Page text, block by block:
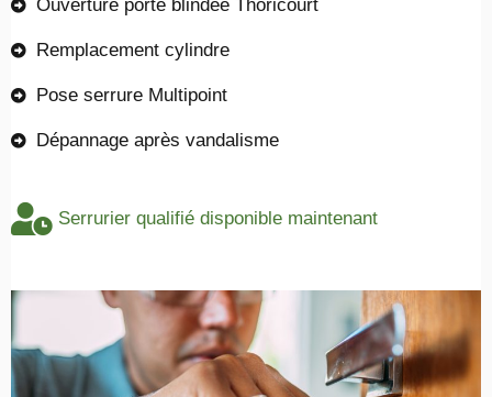
Ouverture porte blindée Thoricourt
Remplacement cylindre
Pose serrure Multipoint
Dépannage après vandalisme
Serrurier qualifié disponible maintenant